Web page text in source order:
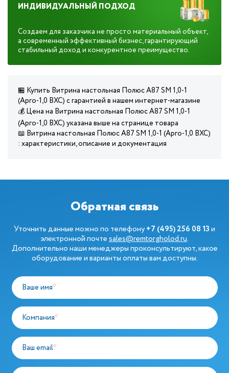
ИНДИВИДУАЛЬНЫЙ ПОДХОД
Создаем для заказчика не просто материальный объект,
а современный эффективный бизнес, гарантирующий
стабильный доход и конкурентное преимущество.
🏪 Купить Витрина настольная Полюс А87 SM 1,0-1
(Арго-1,0 ВХС) с гарантией в нашем интернет-магазине
💰 Цена на Витрина настольная Полюс А87 SM 1,0-1
(Арго-1,0 ВХС) указана выше на странице товара
📖 Витрина настольная Полюс А87 SM 1,0-1 (Арго-1,0 ВХС)
: характеристики, описание и документация
Обратная связь
Уточнить данные можно по телефону+7 (495) 256 08 13и
электронной почтеsales@remtorgholod.ru.
Дополнительно наши менеджеры проконсультируют, какое
оборудование и варианты оплаты вам доступны.
Ваше имя*
Компания*
Ваш email*